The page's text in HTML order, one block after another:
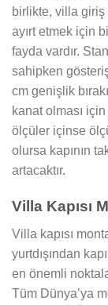
birlikte, villa giriş
ayırt etmek için
fayda vardır.
sahipken
cm genişlik
kanat olması
ölçüler içinse
olursa kapının
artacaktır.
Villa Kapısı
Villa kapısı
yurtdışından
en önemli
Tüm Dünya’ya